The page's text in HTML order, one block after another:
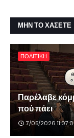
ΜΗΝ ΤΟ ΧΑΣΕΤΕ
ΠΟΛΙΤΙΚΗ
Παρέλαβε
πού πάει
7/05/2026